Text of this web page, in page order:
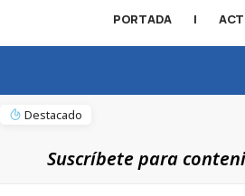
PORTADA |
Destacado
Suscríbete para